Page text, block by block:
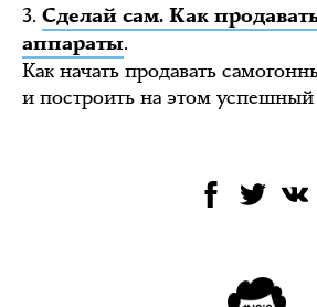
3. Сделай сам. Как
аппараты.
Как начать продавать
и построить на этом успешный